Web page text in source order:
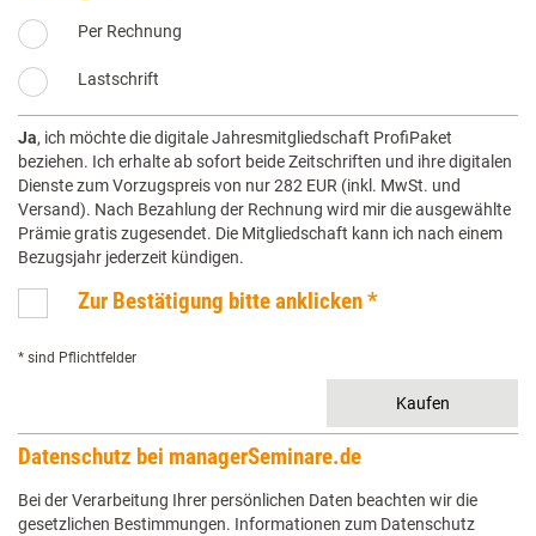
Führung und Psyche (eBook)
Führungsinstrument Mitarbeiterkommunikation (eBook)
Führungskräfteentwicklung: Trainings erfolgreich leiten (eBook)
Für Entdecker: Ihr Weg zum Online-Coach (eBook)
Gut beraten in der Krise (eBook)
Interkulturelles Coaching (eBook)
Irgendwie seltsam ...! (eBook)
Kommunikationskompetenz für Führungskräfte (eBook)
Kommunikationstrainings erfolgreich leiten – Neuauflage
Komplexitätstrainings für Führende erfolgreich leiten (eBook)
Konflikte lösen in Teams und großen Gruppen (eBook)
Konfliktlösungs-Tools (eBook)
Konfliktmanagement in Projekten (eBook)
Kreativ präsentieren – Neuauflage (eBook)
Kreative Geister wecken (eBook)
Zahlungsweise auswählen
Per Rechnung
Lastschrift
Ja, ich möchte die digitale Jahresmitgliedschaft ProfiPaket
beziehen. Ich erhalte ab sofort beide Zeitschriften und ihre digitalen
Dienste zum Vorzugspreis von nur 282 EUR (inkl. MwSt. und
Versand). Nach Bezahlung der Rechnung wird mir die ausgewählte
Prämie gratis zugesendet. Die Mitgliedschaft kann ich nach einem
Bezugsjahr jederzeit kündigen.
Zur Bestätigung bitte anklicken *
* sind Pflichtfelder
Datenschutz bei managerSeminare.de
Bei der Verarbeitung Ihrer persönlichen Daten beachten wir die
gesetzlichen Bestimmungen. Informationen zum Datenschutz